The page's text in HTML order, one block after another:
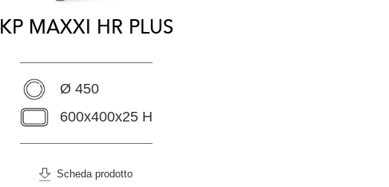
KP MAXXI HR PLUS
Ø 450
600x400x25 H
Scheda prodotto